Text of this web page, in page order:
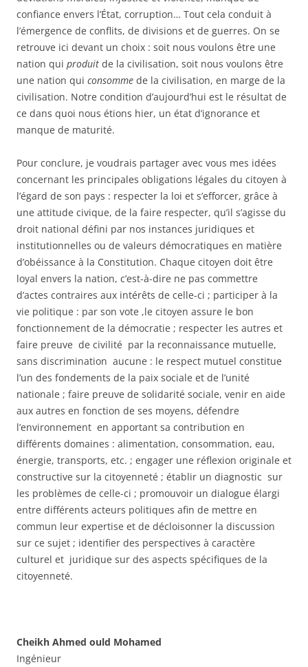
confiance envers l’État, corruption… Tout cela conduit à
l’émergence de conflits, de divisions et de guerres. On se
retrouve ici devant un choix : soit nous voulons être une
nation qui produit de la civilisation, soit nous voulons être
une nation qui consomme de la civilisation, en marge de la
civilisation. Notre condition d’aujourd’hui est le résultat de
ce dans quoi nous étions hier, un état d’ignorance et
manque de maturité.
Pour conclure, je voudrais partager avec vous mes idées
concernant les principales obligations légales du citoyen à
l’égard de son pays : respecter la loi et s’efforcer, grâce à
une attitude civique, de la faire respecter, qu’il s’agisse du
droit national défini par nos instances juridiques et
institutionnelles ou de valeurs démocratiques en matière
d’obéissance à la Constitution. Chaque citoyen doit être
loyal envers la nation, c’est-à-dire ne pas commettre
d’actes contraires aux intérêts de celle-ci ; participer à la
vie politique : par son vote ,le citoyen assure le bon
fonctionnement de la démocratie ; respecter les autres et
faire preuve de civilité par la reconnaissance mutuelle,
sans discrimination aucune : le respect mutuel constitue
l’un des fondements de la paix sociale et de l’unité
nationale ; faire preuve de solidarité sociale, venir en aide
aux autres en fonction de ses moyens, défendre
l’environnement en apportant sa contribution en
différents domaines : alimentation, consommation, eau,
énergie, transports, etc. ; engager une réflexion originale et
constructive sur la citoyenneté ; établir un diagnostic sur
les problèmes de celle-ci ; promouvoir un dialogue élargi
entre différents acteurs politiques afin de mettre en
commun leur expertise et de décloisonner la discussion
sur ce sujet ; identifier des perspectives à caractère
culturel et juridique sur des aspects spécifiques de la
citoyenneté.
Cheikh Ahmed ould Mohamed
Ingénieur